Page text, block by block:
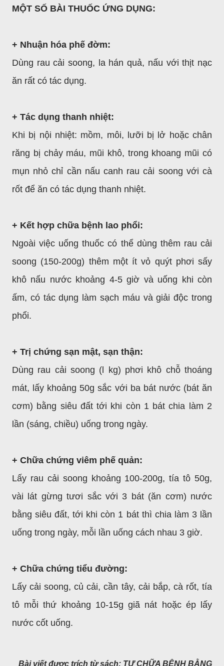
MỘT SỐ BÀI THUỐC ỨNG DỤNG:
+ Nhuận hóa phế đờm:
Dùng rau cải soong, la hán quả, nấu với thịt nạc
ăn rất có tác dụng.
+ Tác dụng thanh nhiệt:
Khi bị nội nhiệt: mồm, môi, lưỡi bị lở hoặc chân
răng bị chảy máu, mũi khô, trong khoang mũi có
mụn nhỏ chỉ cần nấu canh rau cải soong với cà
rốt để ăn có tác dụng thanh nhiệt.
+ Kết hợp chữa bệnh lao phổi:
Ngoài việc uống thuốc có thể dùng thêm rau cải
soong (150-200g) thêm một ít vỏ quýt phơi sấy
khô nấu nước khoảng 4-5 giờ và uống khi còn
ấm, có tác dụng làm sạch máu và giải độc trong
phổi.
+ Trị chứng sạn mật, sạn thận:
Dùng rau cải soong (l kg) phơi khô chỗ thoáng
mát, lấy khoảng 50g sắc với ba bát nước (bát ăn
cơm) bằng siêu đất tới khi còn 1 bát chia làm 2
lần (sáng, chiều) uống trong ngày.
+ Chữa chứng viêm phế quản:
Lấy rau cải soong khoảng 100-200g, tía tô 50g,
vài lát gừng tươi sắc với 3 bát (ăn cơm) nước
bằng siêu đất, tới khi còn 1 bát thì chia làm 3 lần
uống trong ngày, mỗi lần uống cách nhau 3 giờ.
+ Chữa chứng tiểu đường:
Lấy cải soong, củ cải, cần tây, cải bắp, cà rốt, tía
tô mỗi thứ khoảng 10-15g giã nát hoặc ép lấy
nước cốt uống.
Bài viết được trích từ sách: TỰ CHỮA BỆNH BẰNG